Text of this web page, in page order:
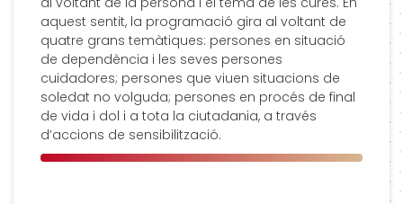
aquest sentit, la programació gira al voltant de
quatre grans temàtiques: persones en situació
de dependència i les seves persones
cuidadores; persones que viuen situacions de
soledat no volguda; persones en procés de final
de vida i dol i a tota la ciutadania, a través
d’accions de sensibilització.